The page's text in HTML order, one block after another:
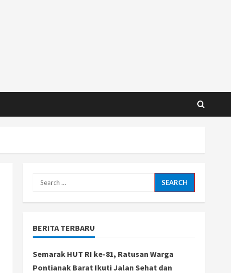
Search
for:
BERITA TERBARU
Semarak HUT RI ke-81, Ratusan Warga
Pontianak Barat Ikuti Jalan Sehat dan